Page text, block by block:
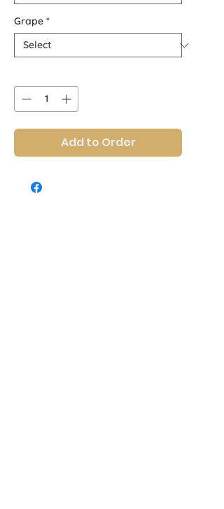
Grape *
Add to Order